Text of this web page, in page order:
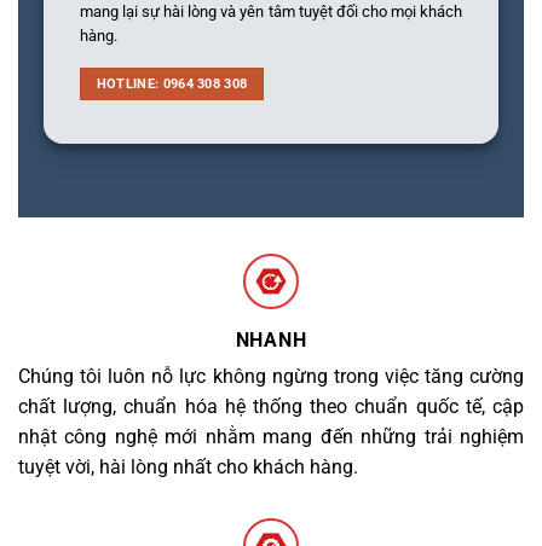
mang lại sự hài lòng và yên tâm tuyệt đối cho mọi khách
hàng.
HOTLINE: 0964 308 308
NHANH
Chúng tôi luôn nỗ lực không ngừng trong việc tăng cường
chất lượng, chuẩn hóa hệ thống theo chuẩn quốc tế, cập
nhật công nghệ mới nhằm mang đến những trải nghiệm
tuyệt vời, hài lòng nhất cho khách hàng.